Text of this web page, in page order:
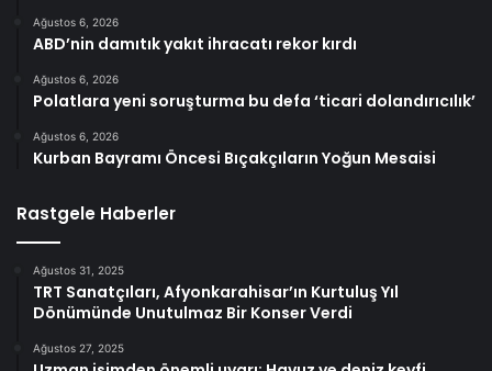
Ağustos 6, 2026
ABD’nin damıtık yakıt ihracatı rekor kırdı
Ağustos 6, 2026
Polatlara yeni soruşturma bu defa ‘ticari dolandırıcılık’
Ağustos 6, 2026
Kurban Bayramı Öncesi Bıçakçıların Yoğun Mesaisi
Rastgele Haberler
Ağustos 31, 2025
TRT Sanatçıları, Afyonkarahisar’ın Kurtuluş Yıl
Dönümünde Unutulmaz Bir Konser Verdi
Ağustos 27, 2025